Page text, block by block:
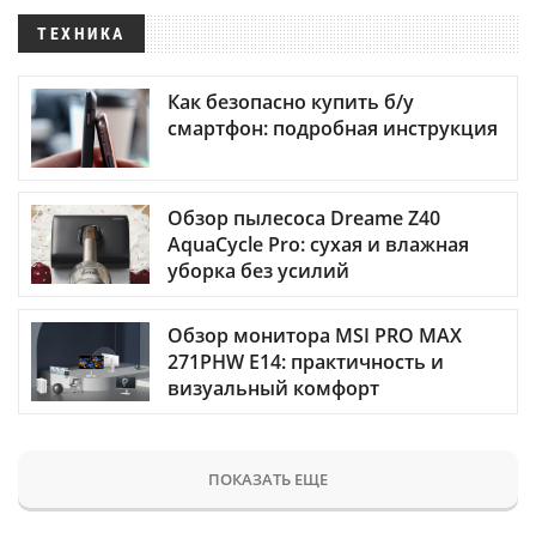
ТЕХНИКА
Как безопасно купить б/у
смартфон: подробная инструкция
Обзор пылесоса Dreame Z40
AquaCycle Pro: сухая и влажная
уборка без усилий
Обзор монитора MSI PRO MAX
271PHW E14: практичность и
визуальный комфорт
ПОКАЗАТЬ ЕЩЕ